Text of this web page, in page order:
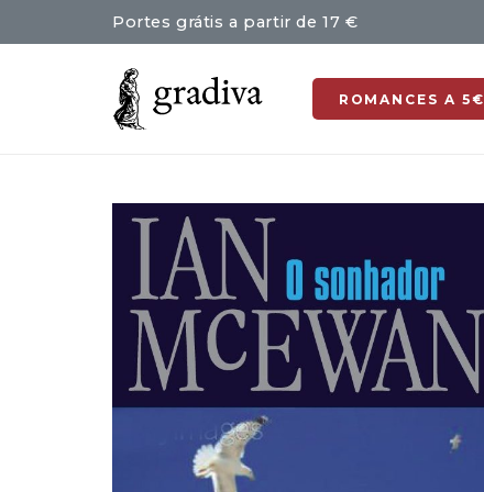
Portes grátis a partir de 17 €
ROMANCES A 5€